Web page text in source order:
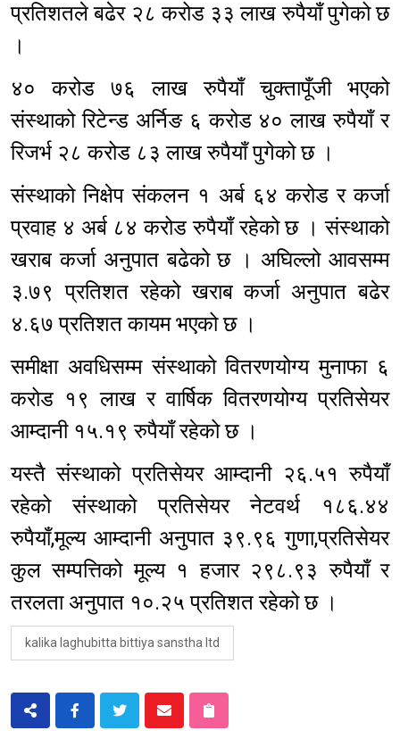
प्रतिशतले बढेर २८ करोड ३३ लाख रुपैयाँ पुगेको छ
।
४० करोड ७६ लाख रुपैयाँ चुक्तापूँजी भएको
संस्थाको रिटेन्ड अर्निङ ६ करोड ४० लाख रुपैयाँ र
रिजर्भ २८ करोड ८३ लाख रुपैयाँ पुगेको छ ।
संस्थाको निक्षेप संकलन १ अर्ब ६४ करोड र कर्जा
प्रवाह ४ अर्ब ८४ करोड रुपैयाँ रहेको छ । संस्थाको
खराब कर्जा अनुपात बढेको छ । अघिल्लो आवसम्म
३.७९ प्रतिशत रहेको खराब कर्जा अनुपात बढेर
४.६७ प्रतिशत कायम भएको छ ।
समीक्षा अवधिसम्म संस्थाको वितरणयोग्य मुनाफा ६
करोड १९ लाख र वार्षिक वितरणयोग्य प्रतिसेयर
आम्दानी १५.१९ रुपैयाँ रहेको छ ।
यस्तै संस्थाको प्रतिसेयर आम्दानी २६.५१ रुपैयाँ
रहेको संस्थाको प्रतिसेयर नेटवर्थ १८६.४४
रुपैयाँ,मूल्य आम्दानी अनुपात ३९.९६ गुणा,प्रतिसेयर
कुल सम्पत्तिको मूल्य १ हजार २९८.९३ रुपैयाँ र
तरलता अनुपात १०.२५ प्रतिशत रहेको छ ।
kalika laghubitta bittiya sanstha ltd